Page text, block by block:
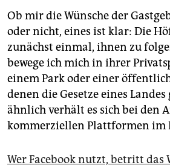
Ob mir die Wünsche der
oder nicht, eines ist klar: Die
zunächst einmal, ihnen zu
bewege ich mich in ihrer
einem Park oder einer
denen die Gesetze eines
ähnlich verhält es sich bei den
kommerziellen Plattformen im
Wer Facebook nutzt, betritt das